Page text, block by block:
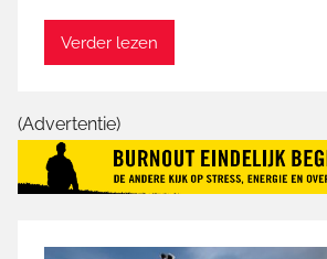
Verder lezen
(Advertentie)